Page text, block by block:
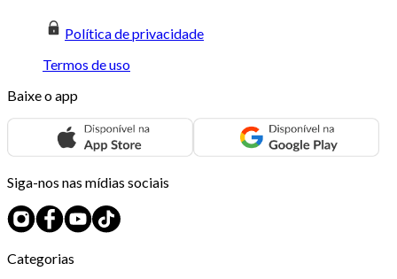
Política de privacidade
Termos de uso
Baixe o app
Siga-nos nas mídias sociais
Categorias